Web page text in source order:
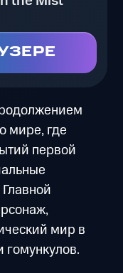
мире, где
первой
мир в
гомункулов.